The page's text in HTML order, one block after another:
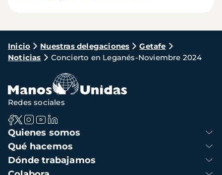
Ruta
de
navegación
Inicio Nuestras delegaciones
Getafe
Noticias
Concierto en Leganés-Noviembre 2024
Navegación
principal
Quienes somos
Qué hacemos
Dónde trabajamos
Redes sociales